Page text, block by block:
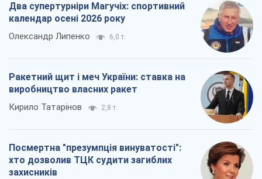
Два супертурніри Магучіх: спортивний
календар осені 2026 року
Олександр Липенко 6,0 т.
Ракетний щит і меч України: ставка на
виробництво власних ракет
Кирило Татарінов 2,8 т.
Посмертна "презумпція винуватості":
хто дозволив ТЦК судити загиблих
захисників